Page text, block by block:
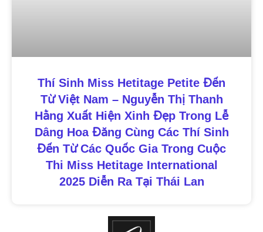
Thí Sinh Miss Hetitage Petite Đến
Từ Việt Nam – Nguyễn Thị Thanh
Hằng Xuất Hiện Xinh Đẹp Trong Lễ
Dâng Hoa Đăng Cùng Các Thí Sinh
Đến Từ Các Quốc Gia Trong Cuộc
Thi Miss Hetitage International
2025 Diễn Ra Tại Thái Lan